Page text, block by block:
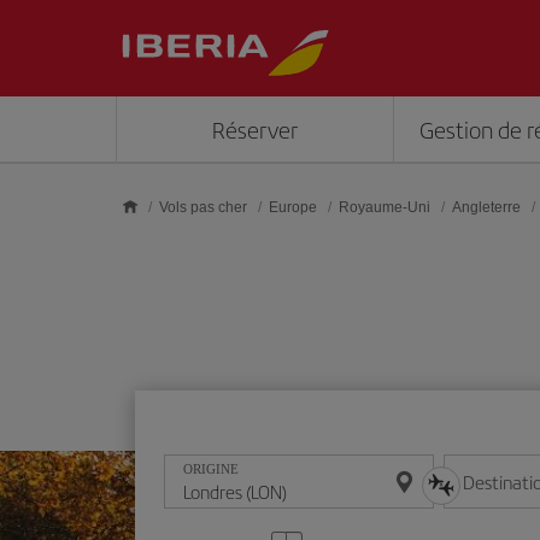
Réserver Gestion de
Vols pas cher Europe Royaume-Uni Angleterre
ORIGINE